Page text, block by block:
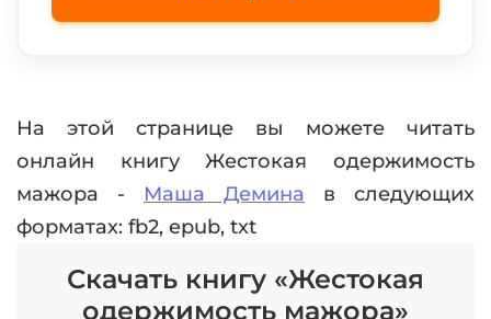
На этой странице вы можете читать
онлайн книгу Жестокая одержимость
мажора - Маша Демина в следующих
форматах: fb2, epub, txt
Скачать книгу «Жестокая
одержимость мажора»